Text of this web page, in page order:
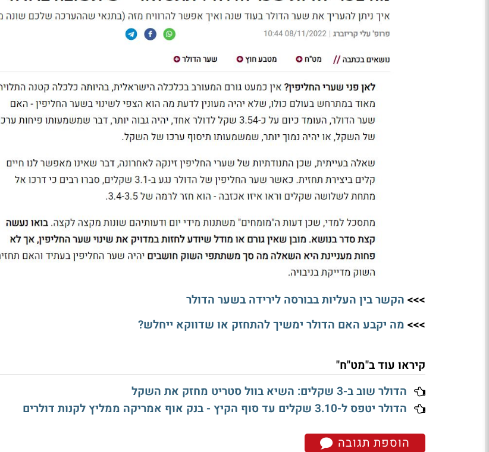
>>> הקשר בין העליות בבורסה לירידה בשער הדולר
>>> מה יקבע האם הדולר ימשיך להתחזק או שדווקא ייחלש?
קיראו עוד ב"מט"ח"
הדולר שוב ב-3 שקלים: השיא בוול סטריט מחזק את השקל
הדולר יטפס ל-3.10 שקלים עד סוף הקיץ - בנק אוף אמריקה ממליץ לקנות דולרים
הוספת תגובה